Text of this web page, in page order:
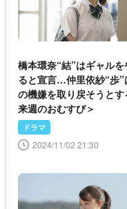
橋本環奈“結”はギャルを
ると宣言…仲里依紗“歩”
の機嫌を取り戻そうとす
来週のおむすび＞
ドラマ
2024/11/02 21:30